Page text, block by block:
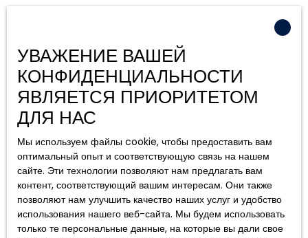
УВАЖЕНИЕ ВАШЕЙ
КОНФИДЕНЦИАЛЬНОСТИ
ЯВЛЯЕТСЯ ПРИОРИТЕТОМ
ДЛЯ НАС
Мы используем файлы cookie, чтобы предоставить вам
оптимальный опыт и соответствующую связь на нашем
сайте. Эти технологии позволяют нам предлагать вам
контент, соответствующий вашим интересам. Они также
позволяют нам улучшить качество наших услуг и удобство
использования нашего веб-сайта. Мы будем использовать
только те персональные данные, на которые вы дали свое